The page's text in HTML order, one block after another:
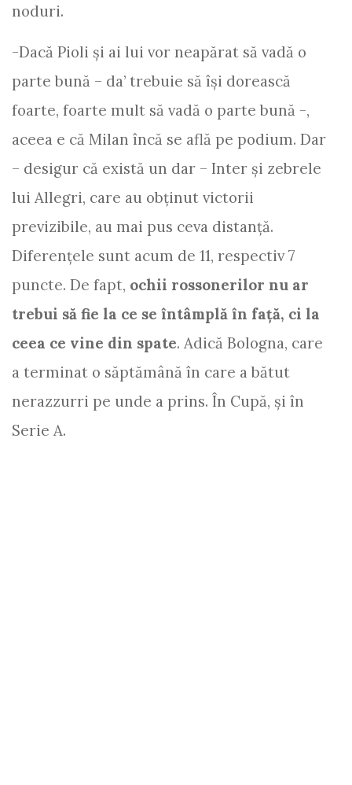
noduri.
-Dacă Pioli și ai lui vor neapărat să vadă o
parte bună – da’ trebuie să își dorească
foarte, foarte mult să vadă o parte bună -,
aceea e că Milan încă se află pe podium. Dar
– desigur că există un dar – Inter și zebrele
lui Allegri, care au obținut victorii
previzibile, au mai pus ceva distanță.
Diferențele sunt acum de 11, respectiv 7
puncte. De fapt, ochii rossonerilor nu ar
trebui să fie la ce se întâmplă în față, ci la
ceea ce vine din spate. Adică Bologna, care
a terminat o săptămână în care a bătut
nerazzurri pe unde a prins. În Cupă, și în
Serie A.